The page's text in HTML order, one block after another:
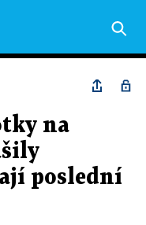
na
poslední